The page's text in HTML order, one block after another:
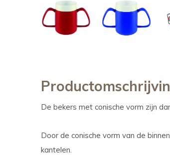
De bekers met conische vorm zijn
Door de conische vorm van de
kantelen.